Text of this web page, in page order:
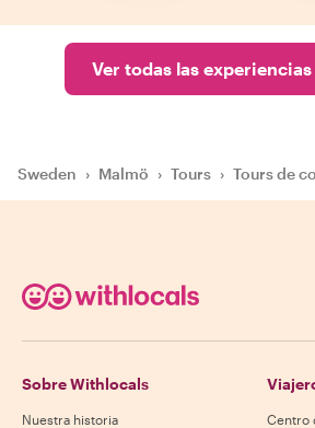
Ver todas las
Sweden › Malmö › Tours › Tours de
Sobre Withlocals
Nuestra historia
Centro